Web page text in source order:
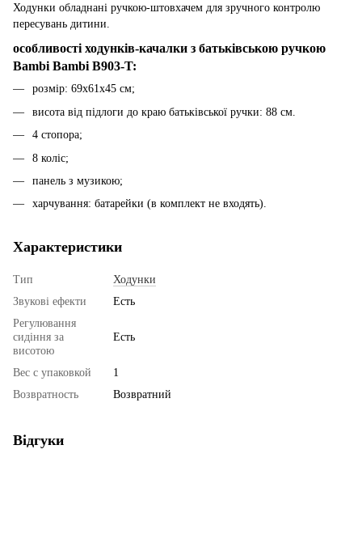
Ходунки обладнані ручкою-штовхачем для зручного контролю
пересувань дитини.
особливості ходунків-качалки з батьківською ручкою
Bambi Bambi B903-T:
розмір: 69х61х45 см;
висота від підлоги до краю батьківської ручки: 88 см.
4 стопора;
8 коліс;
панель з музикою;
харчування: батарейки (в комплект не входять).
Характеристики
Тип
Ходунки
Звукові ефекти
Есть
Регулювання
сидіння за
висотою
Есть
Вес с упаковкой
1
Возвратность
Возвратний
Відгуки